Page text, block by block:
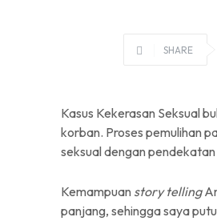
SHARE
Kasus Kekerasan Seksual
korban. Proses pemulihan
seksual dengan
Kemampuan story telling
panjang, sehingga saya